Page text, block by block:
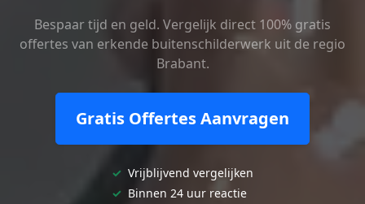
Bespaar tijd en geld. Vergelijk direct 100% gratis
offertes van erkende buitenschilderwerk uit de regio
Brabant.
Gratis Offertes Aanvragen
✓ Vrijblijvend vergelijken
✓ Binnen 24 uur reactie